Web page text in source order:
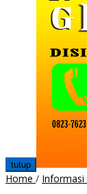
tutup
Home / Informasi